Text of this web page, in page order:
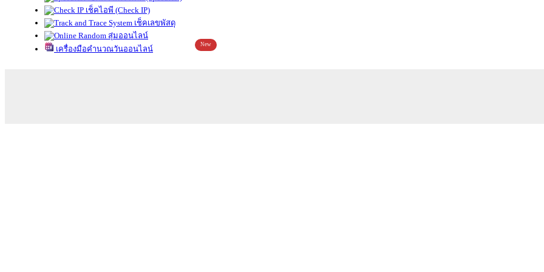
เช็คไอพี (Check IP)
เช็คเลขพัสดุ
สุ่มออนไลน์
เครื่องมือคำนวณวันออนไลน์
New